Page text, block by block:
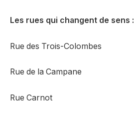
Les rues qui changent de sens :
Rue des Trois-Colombes
Rue de la Campane
Rue Carnot